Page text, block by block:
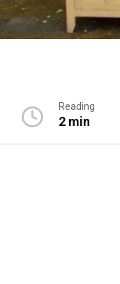
Reading
2 min